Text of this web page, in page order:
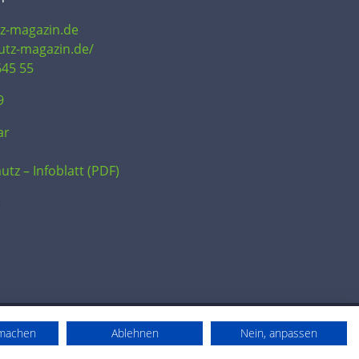
magazin.de
magazin.de/
55
– Infoblatt (PDF)
Ablehnen Nein, anpassen